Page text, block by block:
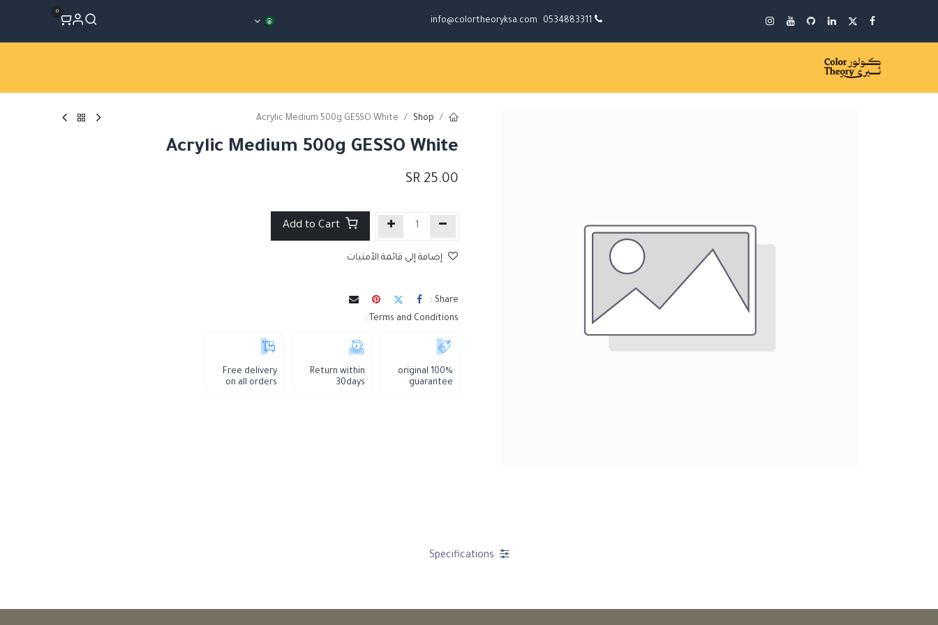
0534883311
info@colortheoryksa.com
0
Shop
Acrylic Medium 500g GESSO White
Acrylic Medium 500g GESSO White
25.00
Add to Cart
إضافة إلى قائمة الأمنيات
Share :
Terms and Conditions :
100% original
guarantee
Return within
30days
Free delivery
on all orders